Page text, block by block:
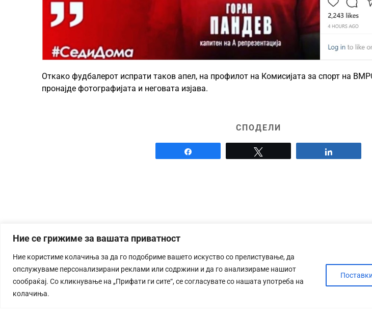
Ние се грижиме за вашата приватност
Ние користиме колачиња за да го подобриме вашето искуство со прелистување, да
опслужуваме персонализирани реклами или содржини и да го анализираме нашиот
сообраќај. Со кликнување на „Прифати ги сите“, се согласувате со нашата употреба на
колачиња.
Откако фудбалерот испрати таков апел, на профилот на Комисијата за спорт на
пронајде фотографијата и неговата изјава.
СПОДЕЛИ